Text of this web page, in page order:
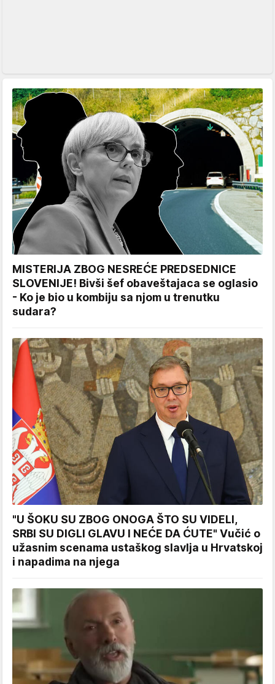
MISTERIJA ZBOG NESREĆE PREDSEDNICE
SLOVENIJE! Bivši šef obaveštajaca se oglasio
- Ko je bio u kombiju sa njom u trenutku
sudara?
"U ŠOKU SU ZBOG ONOGA ŠTO SU VIDELI,
SRBI SU DIGLI GLAVU I NEĆE DA ĆUTE" Vučić o
užasnim scenama ustaškog slavlja u Hrvatskoj
i napadima na njega